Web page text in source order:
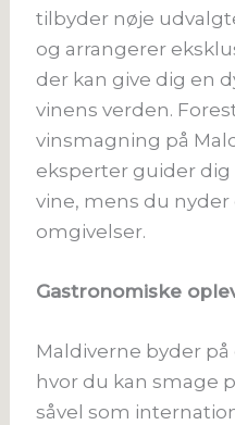
tilbyder nøje
og arrangerer
der kan give dig en
vinens verden.
vinsmagning på
eksperter guider
vine, mens du
omgivelser​​.
Gastronomiske
Maldiverne byder på
hvor du kan smage
såvel som